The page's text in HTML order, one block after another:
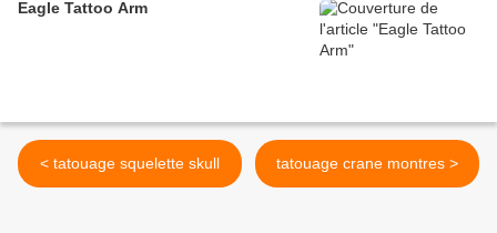
Eagle Tattoo Arm
< tatouage squelette skull tatouage crane montres >